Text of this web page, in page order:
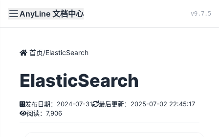
AnyLine 文档中心 v9.7.5
文档 首页
首页/ElasticSearch
ElasticSearch
发布日期：2024-07-31
最后更新：2025-07-02 22:45:17
阅读：7,906